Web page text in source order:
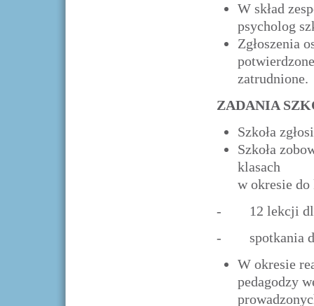
W skład
psycholog
Zgłoszenia
zatrudnione.
ZADANIA
Szkoła
Szkoła
klasach
w okresie
- 12 lekcji dla
- spotkania
W okresie
pedagodzy